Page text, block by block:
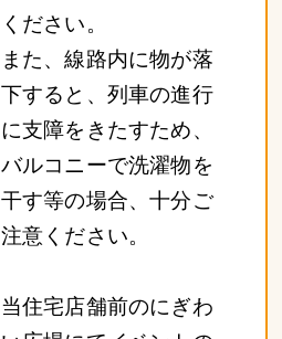
ください。
また、線路内に物が落
下すると、列車の進行
に支障をきたすため、
バルコニーで洗濯物を
干す等の場合、十分ご
注意ください。
当住宅店舗前のにぎわ